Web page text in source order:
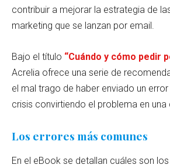
contribuir a mejorar la estrategia de
marketing que se lanzan por email.
Bajo el título “Cuándo y cómo pedir
Acrelia ofrece una serie de
el mal trago de haber enviado un
crisis convirtiendo el problema en una
Los errores más comunes
En el eBook se detallan cuáles son